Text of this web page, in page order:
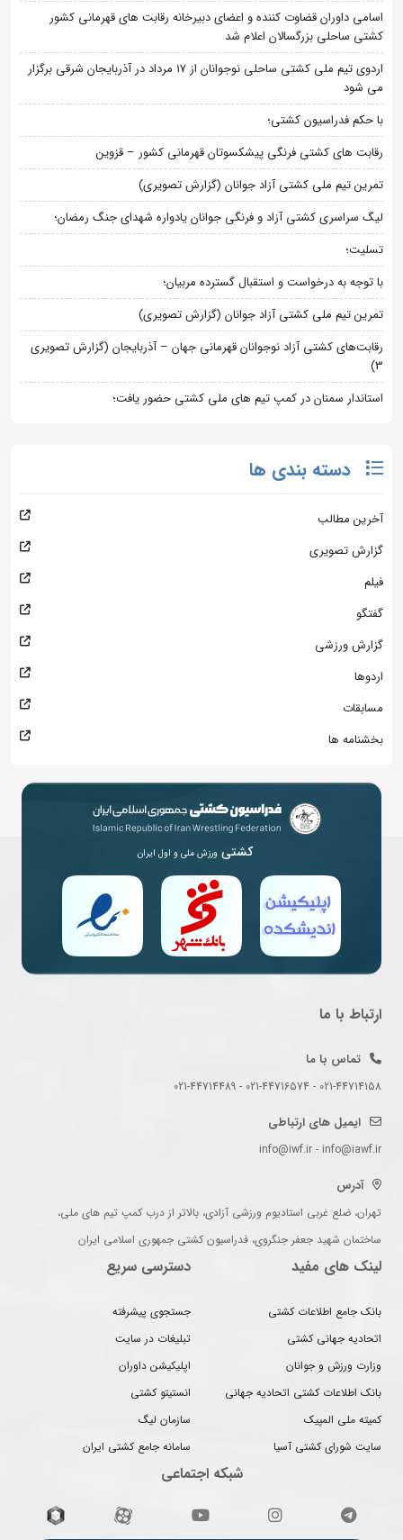
اسامی داوران قضاوت کننده و اعضای دبیرخانه رقابت های قهرمانی کشور
کشتی ساحلی بزرگسالان اعلام شد
اردوی تیم ملی کشتی ساحلی نوجوانان از 17 مرداد در آذربایجان شرقی برگزار
می شود
با حکم فدراسیون کشتی؛
رقابت های کشتی فرنگی پیشکسوتان قهرمانی کشور – قزوین
تمرین تیم ملی کشتی آزاد جوانان (گزارش تصویری)
لیگ سراسری کشتی آزاد و فرنگی جوانان یادواره شهدای جنگ رمضان؛
تسلیت؛
با توجه به درخواست و استقبال گسترده مربیان؛
تمرین تیم ملی کشتی آزاد جوانان (گزارش تصویری)
رقابت‌های کشتی آزاد نوجوانان قهرمانی جهان – آذربایجان (گزارش تصویری
3)
استاندار سمنان در کمپ تیم های ملی کشتی حضور یافت؛
دسته بندی ها
آخرین مطالب
گزارش تصویری
فیلم
گفتگو
گزارش ورزشی
اردوها
مسابقات
بخشنامه ها
کشتی ورزش ملی و اول ایران
ارتباط با ما
تماس با ما
021-44714158 - 021-44716574 - 021-44714489
ایمیل های ارتباطی
info@iwf.ir - info@iawf.ir
آدرس
تهران، ضلع غربی استادیوم ورزشی آزادی، بالاتر از درب کمپ تیم های ملی،
ساختمان شهید جعفر جنگروی، فدراسیون کشتی جمهوری اسلامی ایران
لینک های مفید
بانک جامع اطلاعات کشتی
اتحادیه جهانی کشتی
وزارت ورزش و جوانان
بانک اطلاعات کشتی اتحادیه جهانی
کمیته ملی المپیک
سایت شورای کشتی آسیا
دسترسی سریع
جستجوی پیشرفته
تبلیغات در سایت
اپلیکیشن داوران
انستیتو کشتی
سازمان لیگ
سامانه جامع کشتی ایران
شبکه اجتماعی